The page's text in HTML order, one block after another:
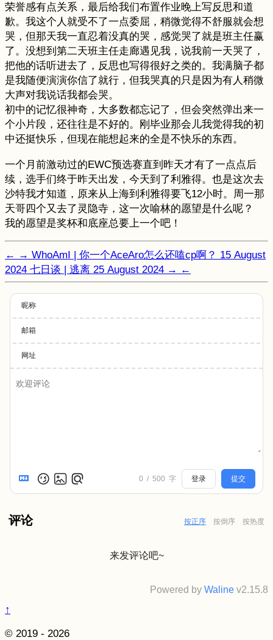
荣誉感有点关系，最后给我们布置作业晚上写反思和道
歉。我这个人就受不了一点委屈，稍微觉得不舒服就会想
哭，但那天我一直忍着没真的哭，感觉哭了就是班主任赢
了。没想到第二天班主任走廊遇见我，说我前一天哭了，
把他的话听进去了，反思也写得很好之类的。我满脑子都
是我随便演演你信了就行，但我哭真的只是因为有人稍微
大声对我说话我都会哭。
初中的记忆很神奇，大多数都忘记了，但会突然弹出来一
个小片段，还往往是不好的。刚毕业那会儿我觉得我的初
中还挺快乐，但现在能想起来的全是不快乐的东西。
一个月前激动过的EWC预选赛直到昨天才有了一点点后
续，选手们终于昨天出发，今天到了利雅得。也是这次去
沙特我才知道，原来从上海到利雅得要飞12小时。周一那
天哥四个又去了灵隐寺，这一次喻林的愿望是什么呢？
我的愿望是奖杯和底座总要上一个吧！
← → WhoAmI | 你一个AceAro怎么还嗑cp啊？ 15 August
2024 七日谈 | 逃离 25 August 2024 → ←
昵称
邮箱
网址
0 / 500 字 登录 提交
评论 按正序 按倒序 按热度
来发评论吧~
Powered by Waline v2.15.8
↑
© 2019 - 2026